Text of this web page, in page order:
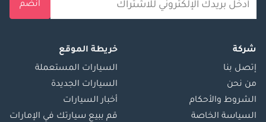
انضم
شركة
إتصل بنا
من نحن
الشروط والأحكام
السياسة الخاصة
خريطة الموقع
السيارات المستعملة
السيارات الجديدة
أخبار السيارات
قم ببيع سيارتك في الإمارات